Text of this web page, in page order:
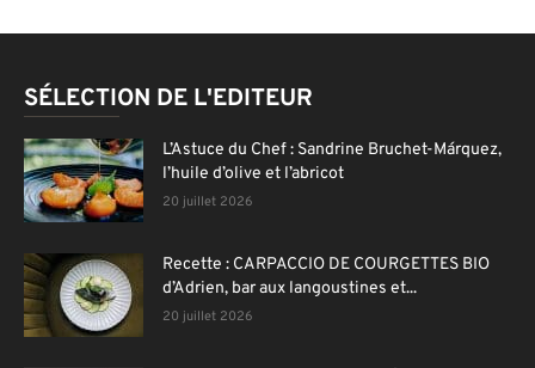
SÉLECTION DE L'EDITEUR
L’Astuce du Chef : Sandrine Bruchet-Márquez,
l’huile d’olive et l’abricot
20 juillet 2026
Recette : CARPACCIO DE COURGETTES BIO
d’Adrien, bar aux langoustines et...
20 juillet 2026